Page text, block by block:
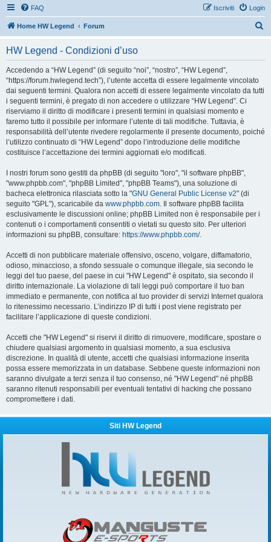
FAQ Login
Iscriviti
Home HW Legend Forum
HW Legend - Condizioni d’uso
Accedendo a “HW Legend” (di seguito “noi”, “nostro”, “HW Legend”,
“https://forum.hwlegend.tech”), l’utente accetta di essere legalmente vincolato
dai seguenti termini. Qualora non accetti di essere legalmente vincolato da tutti
i seguenti termini, è pregato di non accedere o utilizzare “HW Legend”. Ci
riserviamo il diritto di modificare i presenti termini in qualsiasi momento e
faremo tutto il possibile per informare l’utente di tali modifiche. Tuttavia, è
responsabilità dell’utente rivedere regolarmente il presente documento, poiché
l’utilizzo continuato di “HW Legend” dopo l’introduzione delle modifiche
costituisce l’accettazione dei termini aggiornati e/o modificati.
I nostri forum sono gestiti da phpBB (di seguito "loro", "il software phpBB",
"www.phpbb.com", "phpBB Limited", "phpBB Teams"), una soluzione di
bacheca elettronica rilasciata sotto la "GNU General Public License v2" (di
seguito "GPL"), scaricabile da www.phpbb.com. Il software phpBB facilita
esclusivamente le discussioni online; phpBB Limited non è responsabile per i
contenuti o i comportamenti consentiti o vietati su questo sito. Per ulteriori
informazioni su phpBB, consultare: https://www.phpbb.com/.
Accetti di non pubblicare materiale offensivo, osceno, volgare, diffamatorio,
odioso, minaccioso, a sfondo sessuale o comunque illegale, sia secondo le
leggi del tuo paese, del paese in cui "HW Legend" è ospitato, sia secondo il
diritto internazionale. La violazione di tali leggi può comportare il tuo ban
immediato e permanente, con notifica al tuo provider di servizi Internet qualora
lo ritenessimo necessario. L’indirizzo IP di tutti i post viene registrato per
facilitare l’applicazione di queste condizioni.
Accetti che "HW Legend" si riservi il diritto di rimuovere, modificare, spostare o
chiudere qualsiasi argomento in qualsiasi momento, a sua esclusiva
discrezione. In qualità di utente, accetti che qualsiasi informazione inserita
possa essere memorizzata in un database. Sebbene queste informazioni non
saranno divulgate a terzi senza il tuo consenso, né "HW Legend" né phpBB
saranno ritenuti responsabili per eventuali tentativi di hacking che possano
compromettere i dati.
Siti HW Legend